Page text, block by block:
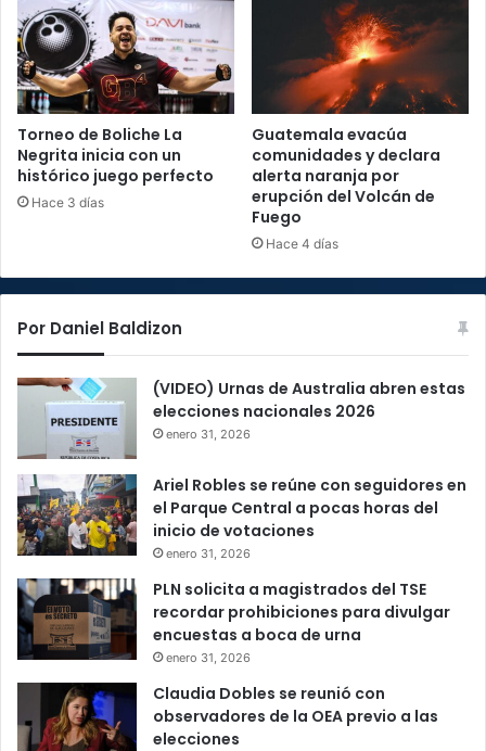
Torneo de Boliche La
Negrita inicia con un
histórico juego perfecto
Hace 3 días
Guatemala evacúa
comunidades y declara
alerta naranja por
erupción del Volcán de
Fuego
Hace 4 días
Por Daniel Baldizon
(VIDEO) Urnas de Australia abren estas
elecciones nacionales 2026
enero 31, 2026
Ariel Robles se reúne con seguidores en
el Parque Central a pocas horas del
inicio de votaciones
enero 31, 2026
PLN solicita a magistrados del TSE
recordar prohibiciones para divulgar
encuestas a boca de urna
enero 31, 2026
Claudia Dobles se reunió con
observadores de la OEA previo a las
elecciones